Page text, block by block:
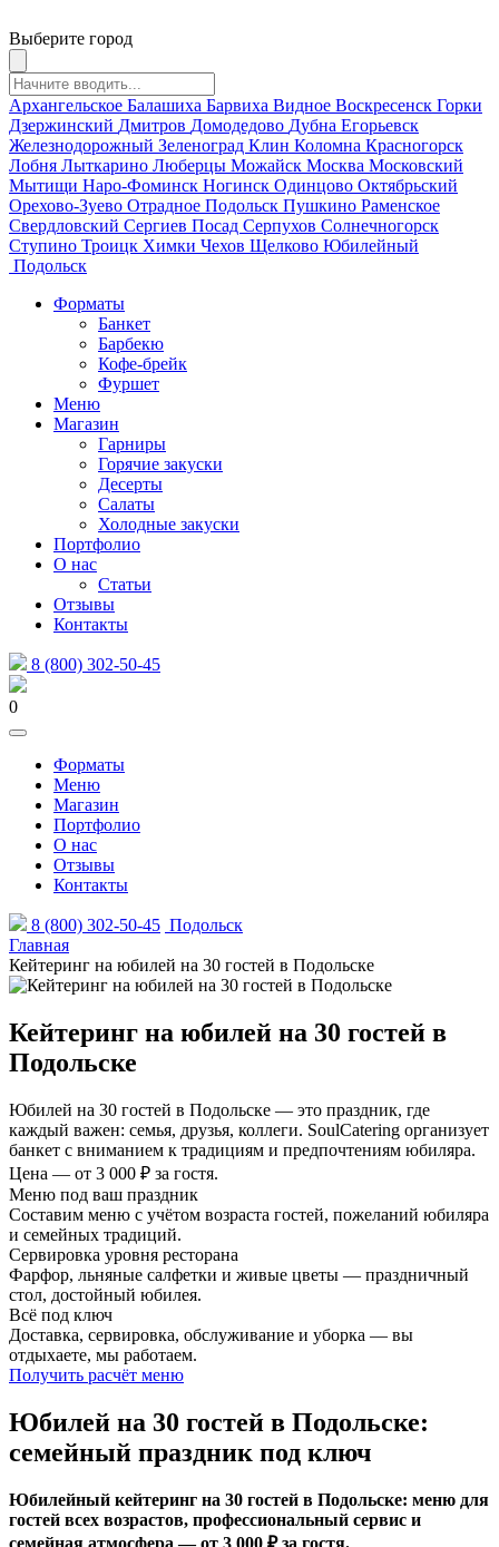
Выберите город
Архангельское Балашиха Барвиха Видное Воскресенск Горки
Дзержинский Дмитров Домодедово Дубна Егорьевск
Железнодорожный Зеленоград Клин Коломна Красногорск
Лобня Лыткарино Люберцы Можайск Москва Московский
Мытищи Наро-Фоминск Ногинск Одинцово Октябрьский
Орехово-Зуево Отрадное Подольск Пушкино Раменское
Свердловский Сергиев Посад Серпухов Солнечногорск
Ступино Троицк Химки Чехов Щелково Юбилейный
Подольск
Форматы
Банкет
Барбекю
Кофе-брейк
Фуршет
Меню
Магазин
Гарниры
Горячие закуски
Десерты
Салаты
Холодные закуски
Портфолио
О нас
Статьи
Отзывы
Контакты
8 (800) 302-50-45
0
Форматы
Меню
Магазин
Портфолио
О нас
Отзывы
Контакты
8 (800) 302-50-45 Подольск
Главная
Кейтеринг на юбилей на 30 гостей в Подольске
Кейтеринг на юбилей на 30 гостей в
Подольске
Юбилей на 30 гостей в Подольске — это праздник, где
каждый важен: семья, друзья, коллеги. SoulCatering организует
банкет с вниманием к традициям и предпочтениям юбиляра.
Цена — от 3 000 ₽ за гостя.
Меню под ваш праздник
Составим меню с учётом возраста гостей, пожеланий юбиляра
и семейных традиций.
Сервировка уровня ресторана
Фарфор, льняные салфетки и живые цветы — праздничный
стол, достойный юбилея.
Всё под ключ
Доставка, сервировка, обслуживание и уборка — вы
отдыхаете, мы работаем.
Получить расчёт меню
Юбилей на 30 гостей в Подольске:
семейный праздник под ключ
Юбилейный кейтеринг на 30 гостей в Подольске: меню для
гостей всех возрастов, профессиональный сервис и
семейная атмосфера — от 3 000 ₽ за гостя.